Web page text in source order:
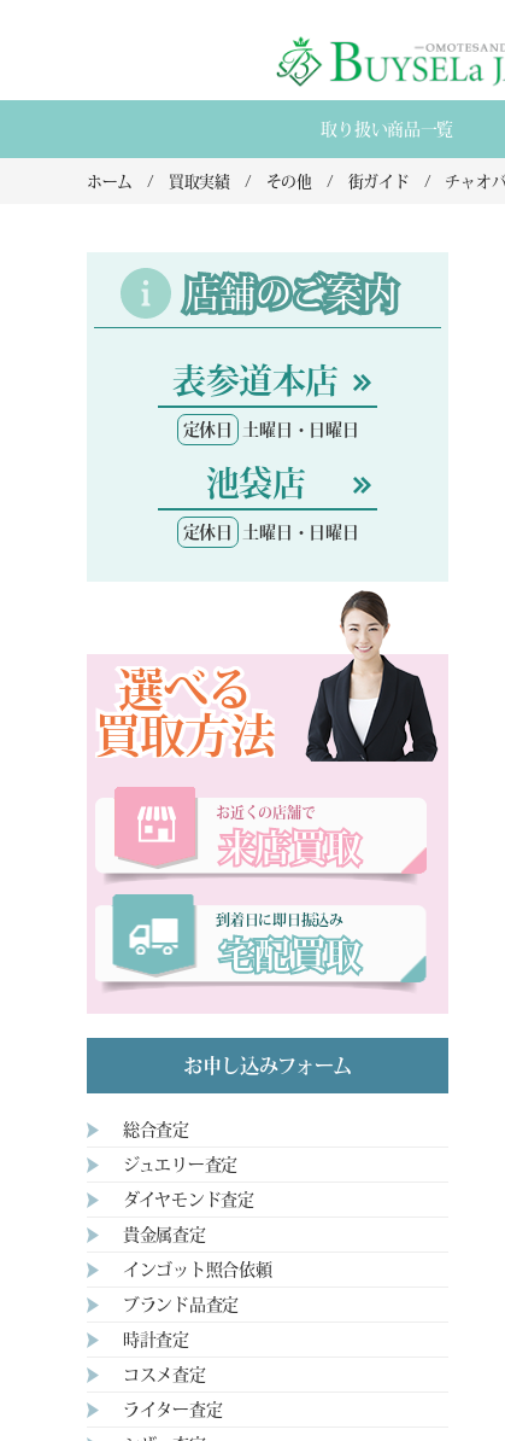
取り扱い商品一覧
ホーム 買取実績 その他 街ガイド
店舗のご案内
表参道本店
定休日 土曜日・日曜日
池袋店
定休日 土曜日・日曜日
選べる
買取方法
お近くの店舗で
来店買取
到着日に即日振込み
宅配買取
お申し込みフォーム
総合査定
ジュエリー査定
ダイヤモンド査定
貴金属査定
インゴット照合依頼
ブランド品査定
時計査定
コスメ査定
ライター査定